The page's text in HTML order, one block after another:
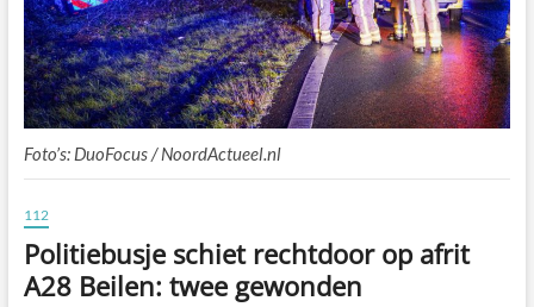
Foto’s: DuoFocus / NoordActueel.nl
112
Politiebusje schiet rechtdoor op afrit
A28 Beilen: twee gewonden